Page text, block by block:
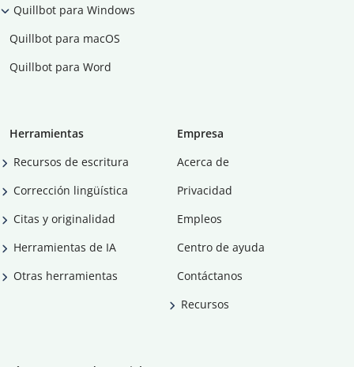
Quillbot para Windows
Quillbot para macOS
Quillbot para Word
Herramientas
Recursos de escritura
Corrección lingüística
Citas y originalidad
Herramientas de IA
Otras herramientas
Empresa
Acerca de
Privacidad
Empleos
Centro de ayuda
Contáctanos
Recursos